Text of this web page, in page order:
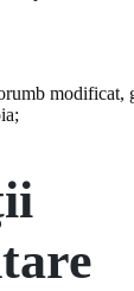
modificat,